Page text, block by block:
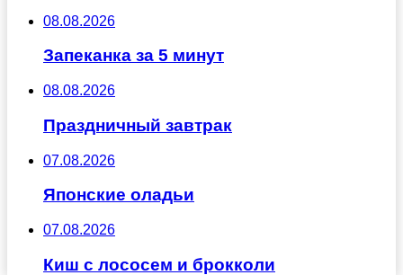
08.08.2026
Запеканка за 5 минут
08.08.2026
Праздничный завтрак
07.08.2026
Японские оладьи
07.08.2026
Киш с лососем и брокколи